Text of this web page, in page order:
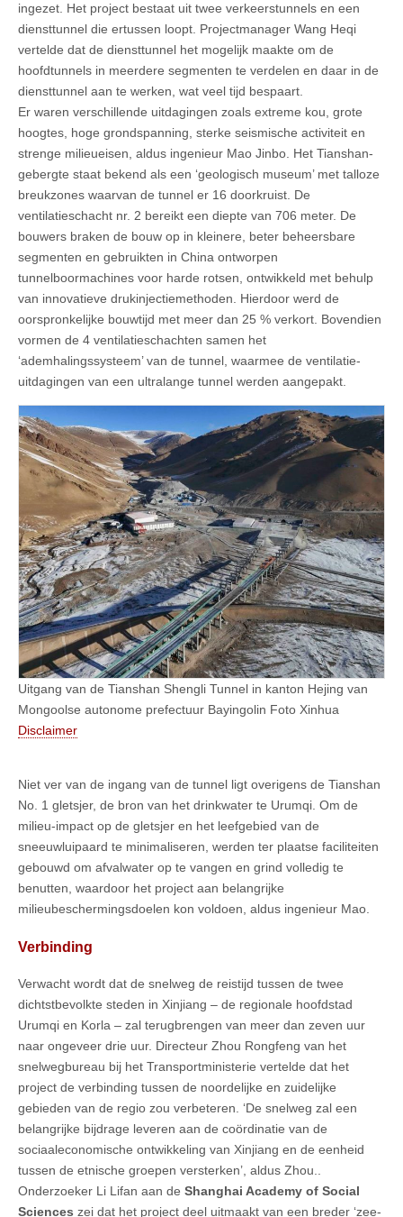
ingezet. Het project bestaat uit twee verkeerstunnels en een
diensttunnel die ertussen loopt. Projectmanager Wang Heqi
vertelde dat de diensttunnel het mogelijk maakte om de
hoofdtunnels in meerdere segmenten te verdelen en daar in de
diensttunnel aan te werken, wat veel tijd bespaart.
Er waren verschillende uitdagingen zoals extreme kou, grote
hoogtes, hoge grondspanning, sterke seismische activiteit en
strenge milieueisen, aldus ingenieur Mao Jinbo. Het Tianshan-
gebergte staat bekend als een ‘geologisch museum’ met talloze
breukzones waarvan de tunnel er 16 doorkruist. De
ventilatieschacht nr. 2 bereikt een diepte van 706 meter. De
bouwers braken de bouw op in kleinere, beter beheersbare
segmenten en gebruikten in China ontworpen
tunnelboormachines voor harde rotsen, ontwikkeld met behulp
van innovatieve drukinjectiemethoden. Hierdoor werd de
oorspronkelijke bouwtijd met meer dan 25 % verkort. Bovendien
vormen de 4 ventilatieschachten samen het
‘ademhalingssysteem’ van de tunnel, waarmee de ventilatie-
uitdagingen van een ultralange tunnel werden aangepakt.
Uitgang van de Tianshan Shengli Tunnel in kanton Hejing van
Mongoolse autonome prefectuur Bayingolin Foto Xinhua
Disclaimer
Niet ver van de ingang van de tunnel ligt overigens de Tianshan
No. 1 gletsjer, de bron van het drinkwater te Urumqi. Om de
milieu-impact op de gletsjer en het leefgebied van de
sneeuwluipaard te minimaliseren, werden ter plaatse faciliteiten
gebouwd om afvalwater op te vangen en grind volledig te
benutten, waardoor het project aan belangrijke
milieubeschermingsdoelen kon voldoen, aldus ingenieur Mao.
Verbinding
Verwacht wordt dat de snelweg de reistijd tussen de twee
dichtstbevolkte steden in Xinjiang – de regionale hoofdstad
Urumqi en Korla – zal terugbrengen van meer dan zeven uur
naar ongeveer drie uur. Directeur Zhou Rongfeng van het
snelwegbureau bij het Transportministerie vertelde dat het
project de verbinding tussen de noordelijke en zuidelijke
gebieden van de regio zou verbeteren. ‘De snelweg zal een
belangrijke bijdrage leveren aan de coördinatie van de
sociaaleconomische ontwikkeling van Xinjiang en de eenheid
tussen de etnische groepen versterken’, aldus Zhou..
Onderzoeker Li Lifan aan de Shanghai Academy of Social
Sciences zei dat het project deel uitmaakt van een breder ‘zee-